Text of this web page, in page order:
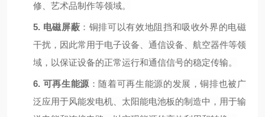
修、艺术品制作等领域。
5. 电磁屏蔽 ：铜排可以有效地阻挡和吸收外界的电磁
干扰，因此常用于电子设备、通信设备、航空器件等领
域，以保证设备的正常运行和通信信号的稳定传输。
6. 可再生能源 ：随着可再生能源的发展，铜排也被广
泛应用于风能发电机、太阳能电池板的制造中，用于输